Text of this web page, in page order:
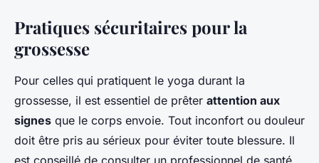
Pratiques sécuritaires pour la
grossesse
Pour celles qui pratiquent le yoga durant la
grossesse, il est essentiel de prêter attention aux
signes que le corps envoie. Tout inconfort ou douleur
doit être pris au sérieux pour éviter toute blessure. Il